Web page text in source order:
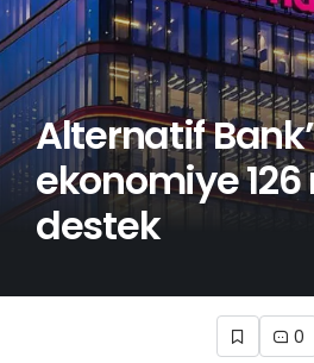
Alternatif
ekonomiye 126
destek
0